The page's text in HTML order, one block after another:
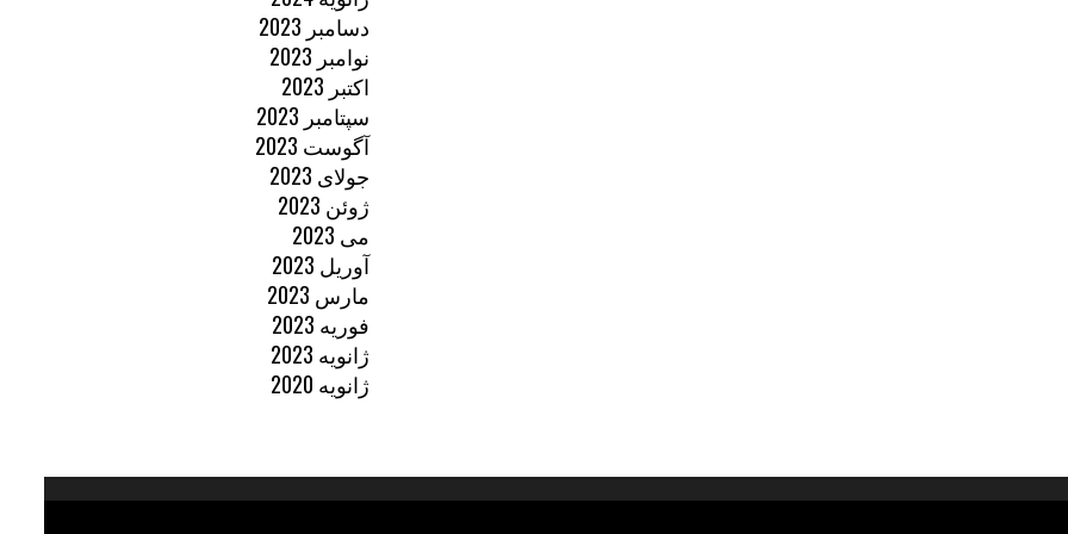
دسامبر 2023
نوامبر 2023
اکتبر 2023
سپتامبر 2023
آگوست 2023
جولای 2023
ژوئن 2023
می 2023
آوریل 2023
مارس 2023
فوریه 2023
ژانویه 2023
ژانویه 2020